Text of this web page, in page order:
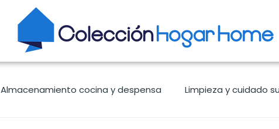
Almacenamiento cocina y despensa Limpieza y cuidado